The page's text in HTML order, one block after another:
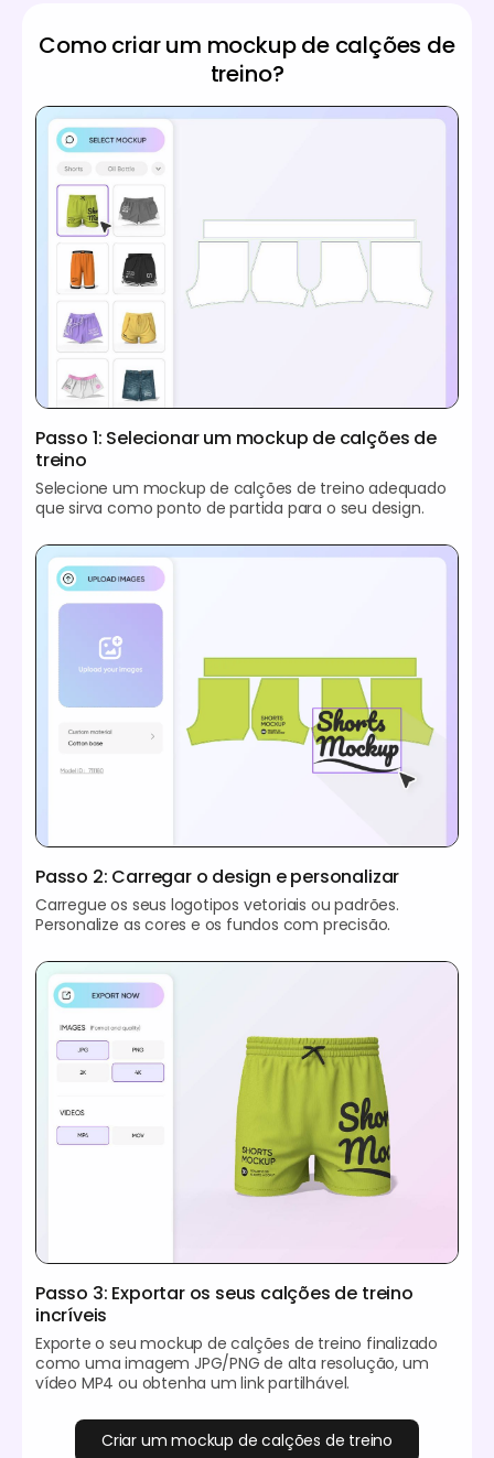
Como criar um mockup de calções de
treino?
Passo 1: Selecionar um mockup de calções de
treino
Selecione um mockup de calções de treino adequado
que sirva como ponto de partida para o seu design.
Passo 2: Carregar o design e personalizar
Carregue os seus logotipos vetoriais ou padrões.
Personalize as cores e os fundos com precisão.
Passo 3: Exportar os seus calções de treino
incríveis
Exporte o seu mockup de calções de treino finalizado
como uma imagem JPG/PNG de alta resolução, um
vídeo MP4 ou obtenha um link partilhável.
Criar um mockup de calções de treino